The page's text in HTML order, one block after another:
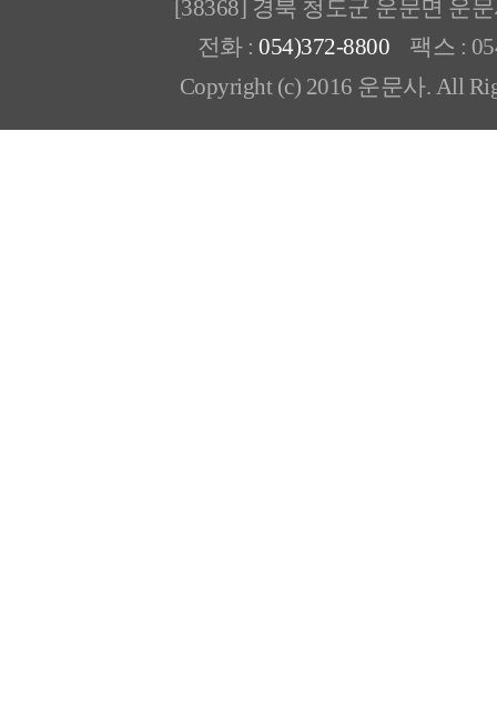
[38368] 경북 청도군 운문면 운
전화 : 054)372-8800 팩스 :
Copyright (c) 2016 운문사. All